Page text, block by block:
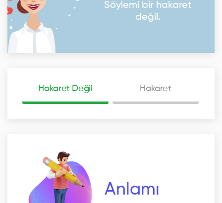
Söylemi bir hakaret
değil.
Hakaret Değil Hakaret
Anlamı